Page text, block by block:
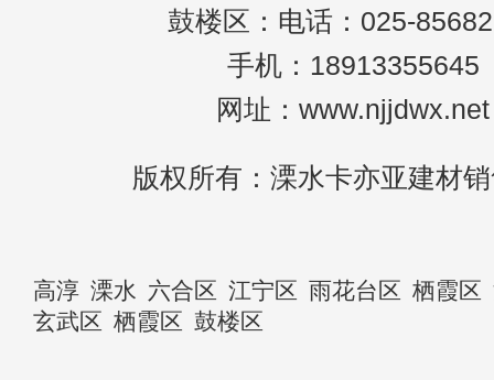
鼓楼区：电话：025-
手机：18913355645
网址：www.njjdwx.net
版权所有：溧水卡亦亚建材
高淳 溧水 六合区 江宁区 雨花台区 栖霞区
玄武区 栖霞区 鼓楼区